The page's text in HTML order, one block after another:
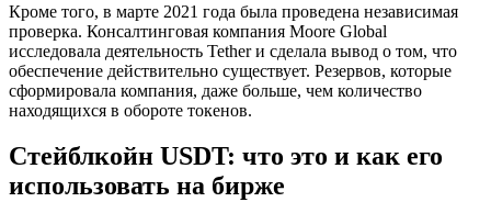
Кроме того, в марте 2021 года была проведена независимая
проверка. Консалтинговая компания Moore Global
исследовала деятельность Tether и сделала вывод о том, что
обеспечение действительно существует. Резервов, которые
сформировала компания, даже больше, чем количество
находящихся в обороте токенов.
Стейблкойн USDT: что это и как его
использовать на бирже